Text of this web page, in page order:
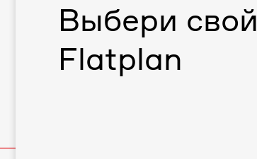
Выбери свой
Flatplan